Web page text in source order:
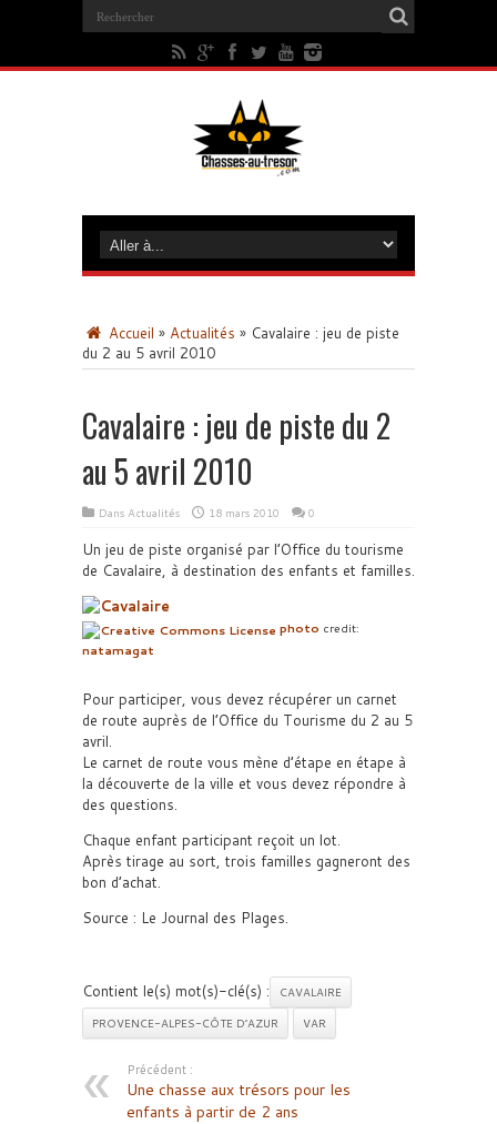
Accueil » Actualités » Cavalaire : jeu de piste
du 2 au 5 avril 2010
Cavalaire : jeu de piste du 2
au 5 avril 2010
Dans Actualités 18 mars 2010 0
Un jeu de piste organisé par l’Office du tourisme
de Cavalaire, à destination des enfants et familles.
photo credit:
natamagat
Pour participer, vous devez récupérer un carnet
de route auprès de l’Office du Tourisme du 2 au 5
avril.
Le carnet de route vous mène d’étape en étape à
la découverte de la ville et vous devez répondre à
des questions.
Chaque enfant participant reçoit un lot.
Après tirage au sort, trois familles gagneront des
bon d’achat.
Source : Le Journal des Plages.
Contient le(s) mot(s)-clé(s) :
CAVALAIRE
PROVENCE-ALPES-CÔTE D’AZUR
VAR
Précédent :
Une chasse aux trésors pour les
enfants à partir de 2 ans